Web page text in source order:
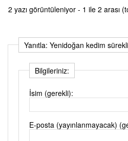
2 yazı görüntüleniyor - 1 ile 2 arası
Yanıtla: Yenidoğan kedim
Bilgileriniz:
İsim (gerekli):
E-posta (yayınlanmayacak)